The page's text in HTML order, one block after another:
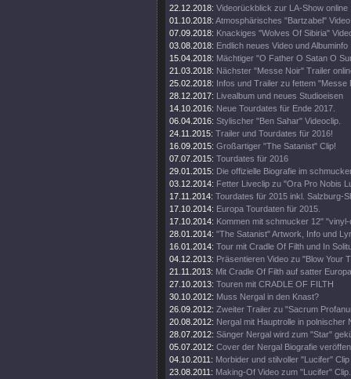
22.12.2018: Videorückblick zur LA-Show online
01.10.2018: Atmosphärisches "Bartzabel" Video
07.09.2018: Knackiges "Wolves Of Sibiria"
03.08.2018: Endlich neues Video und Albuminfo
15.04.2018: Mächtiger "O Father O Satan O
21.03.2018: Nächster "Messe Noir" Trailer
25.02.2018: Infos und Trailer zu fettem "Messe
28.12.2017: Livealbum und neues Studioeisen
14.10.2016: Neue Tourdates für Ende 2017.
06.04.2016: Stylischer "Ben Sahar" Videoclip.
24.11.2015: Trailer und Tourdates für 2016!
16.09.2015: Großartiger "The Satanist" Clip!
07.07.2015: Tourdates für 2016
29.01.2015: Die offizielle Biografie im
03.12.2014: Fetter Liveclip zu "Ora Pro Nobis
17.11.2014: Tourdates für 2015 inkl. Salzburg-
17.10.2014: Europa Tourdaten für 2015.
17.10.2014: Kommen mit schmucker 12" "vinyl-
28.01.2014: "The Satanist" Artwork, Info und
16.01.2014: Tour mit Cradle Of Filth und In
04.12.2013: Präsentieren Video zu "Blow Your
21.11.2013: Mit Cradle Of Filth auf satter
27.10.2013: Touren mit CRADLE OF FILTH
30.10.2012: Muss Nergal in den Knast?
26.09.2012: Zweiter Trailer zu "Sacrum
20.08.2012: Nergal mit Hauptrolle in polnischer
28.07.2012: Sänger Nergal wird zum "Star"
05.07.2012: Cover der Nergal Biografie
04.10.2011: Morbider und stilvoller "Lucifer" Clip
23.08.2011: Making-Of Video zum "Lucifer" Clip.